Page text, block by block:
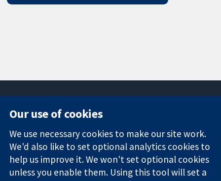
Trusted
evidence.
Informed
decisions.
Square
London
W1G 0AN
영국
News
Press office
About us
작업
Cochrane
Our use of cookies
We use necessary cookies to make our site work.
We'd also like to set optional analytics cookies to
help us improve it. We won't set optional cookies
unless you enable them. Using this tool will set a